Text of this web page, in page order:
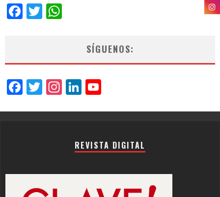
Facebook
Twitter
SÍGUENOS:
Facebook
Twitter
Instagram
LinkedIn
REVISTA DIGITAL